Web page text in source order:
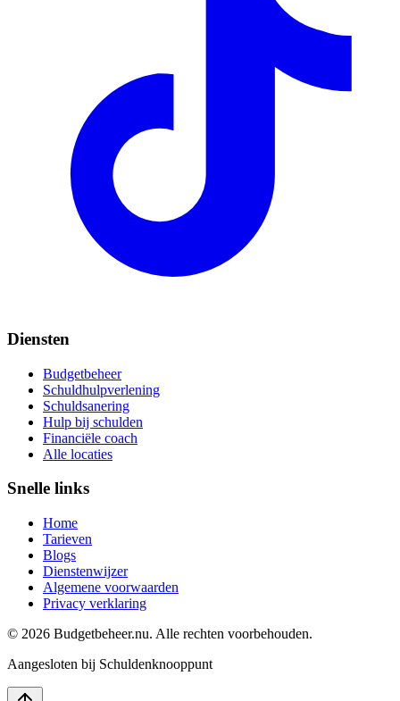
Diensten
Budgetbeheer
Schuldhulpverlening
Schuldsanering
Hulp bij schulden
Financiële coach
Alle locaties
Snelle links
Home
Tarieven
Blogs
Dienstenwijzer
Algemene voorwaarden
Privacy verklaring
© 2026 Budgetbeheer.nu. Alle rechten voorbehouden.
Aangesloten bij Schuldenknooppunt